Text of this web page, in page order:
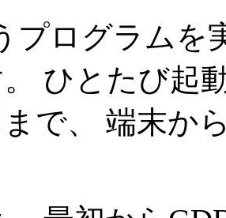
プログラムを
ひとたび起
で、 端末か